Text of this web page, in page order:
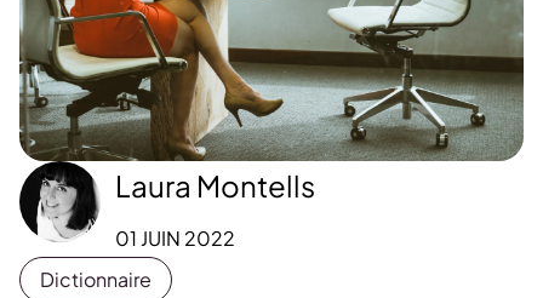
Laura Montells
01 JUIN 2022
Dictionnaire